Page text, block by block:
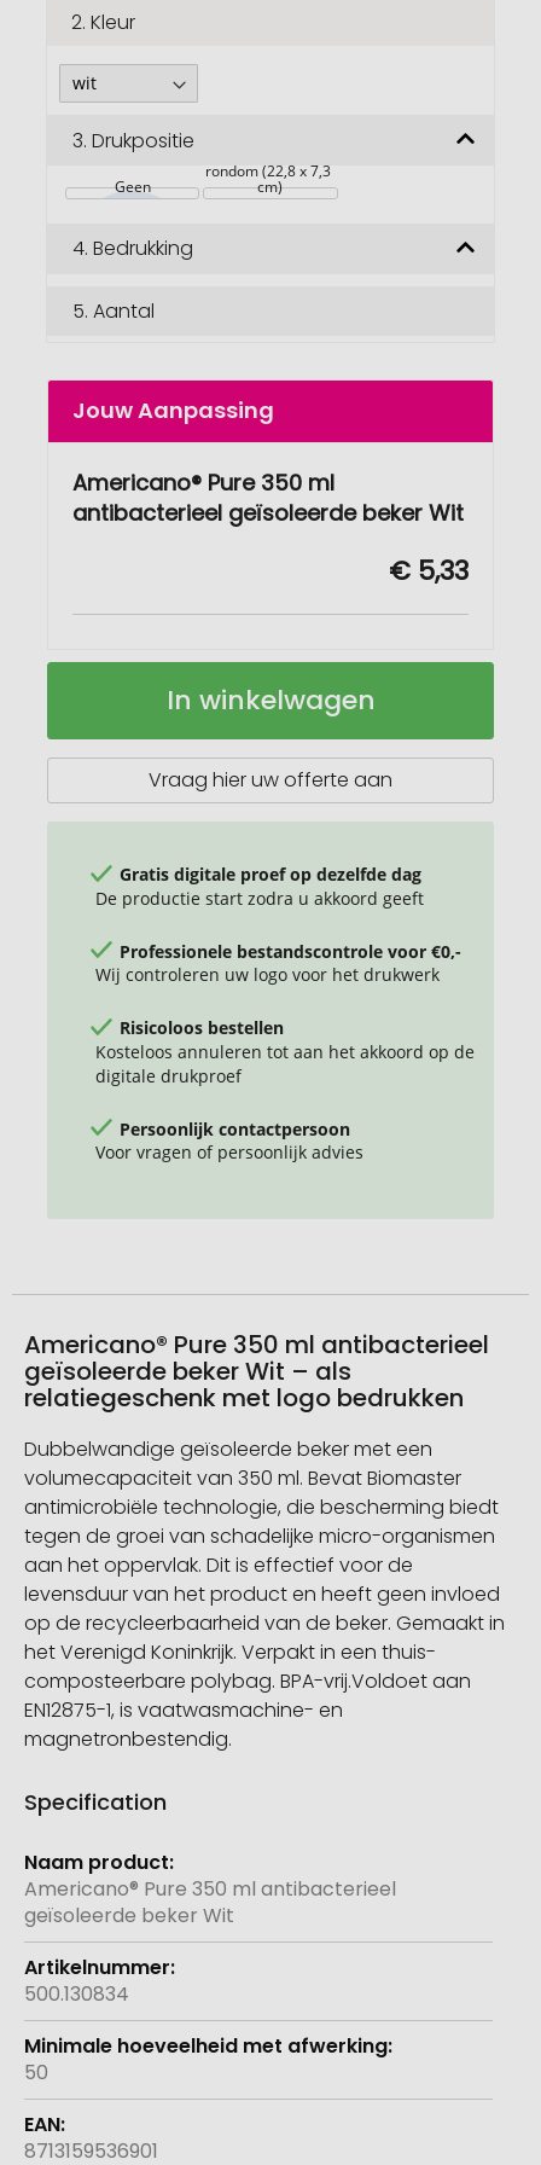
2. Kleur
3. Drukpositie
Geen
rondom (22,8 x 7,3
cm)
4. Bedrukking
5. Aantal
Jouw Aanpassing
Americano® Pure 350 ml
antibacterieel geïsoleerde beker Wit
€ 5,33
ml
antibacterieel
In winkelwagen
Vraag hier uw offerte aan
Gratis digitale proef op dezelfde dag
De productie start zodra u akkoord geeft
Professionele bestandscontrole voor €0,-
Wij controleren uw logo voor het drukwerk
Risicoloos bestellen
Kosteloos annuleren tot aan het akkoord op de
digitale drukproef
Persoonlijk contactpersoon
Voor vragen of persoonlijk advies
Americano® Pure 350 ml antibacterieel
geïsoleerde beker Wit – als
relatiegeschenk met logo bedrukken
Dubbelwandige geïsoleerde beker met een
volumecapaciteit van 350 ml. Bevat Biomaster
antimicrobiële technologie, die bescherming biedt
tegen de groei van schadelijke micro-organismen
aan het oppervlak. Dit is effectief voor de
levensduur van het product en heeft geen invloed
op de recycleerbaarheid van de beker. Gemaakt in
het Verenigd Koninkrijk. Verpakt in een thuis-
composteerbare polybag. BPA-vrij.Voldoet aan
EN12875-1, is vaatwasmachine- en
magnetronbestendig.
Specification
Meer
informatie
Americano® Pure 350 ml antibacterieel
geïsoleerde beker Wit
500.130834
50
8713159536901